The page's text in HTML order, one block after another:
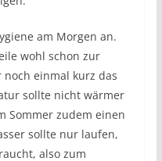
am Morgen an.
wohl schon zur
einmal kurz das
sollte nicht wärmer
Sommer zudem einen
sollte nur laufen,
also zum